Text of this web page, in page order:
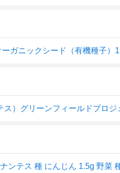
ガニックシード（有機種子）
ス）グリーンフィールドプロジ